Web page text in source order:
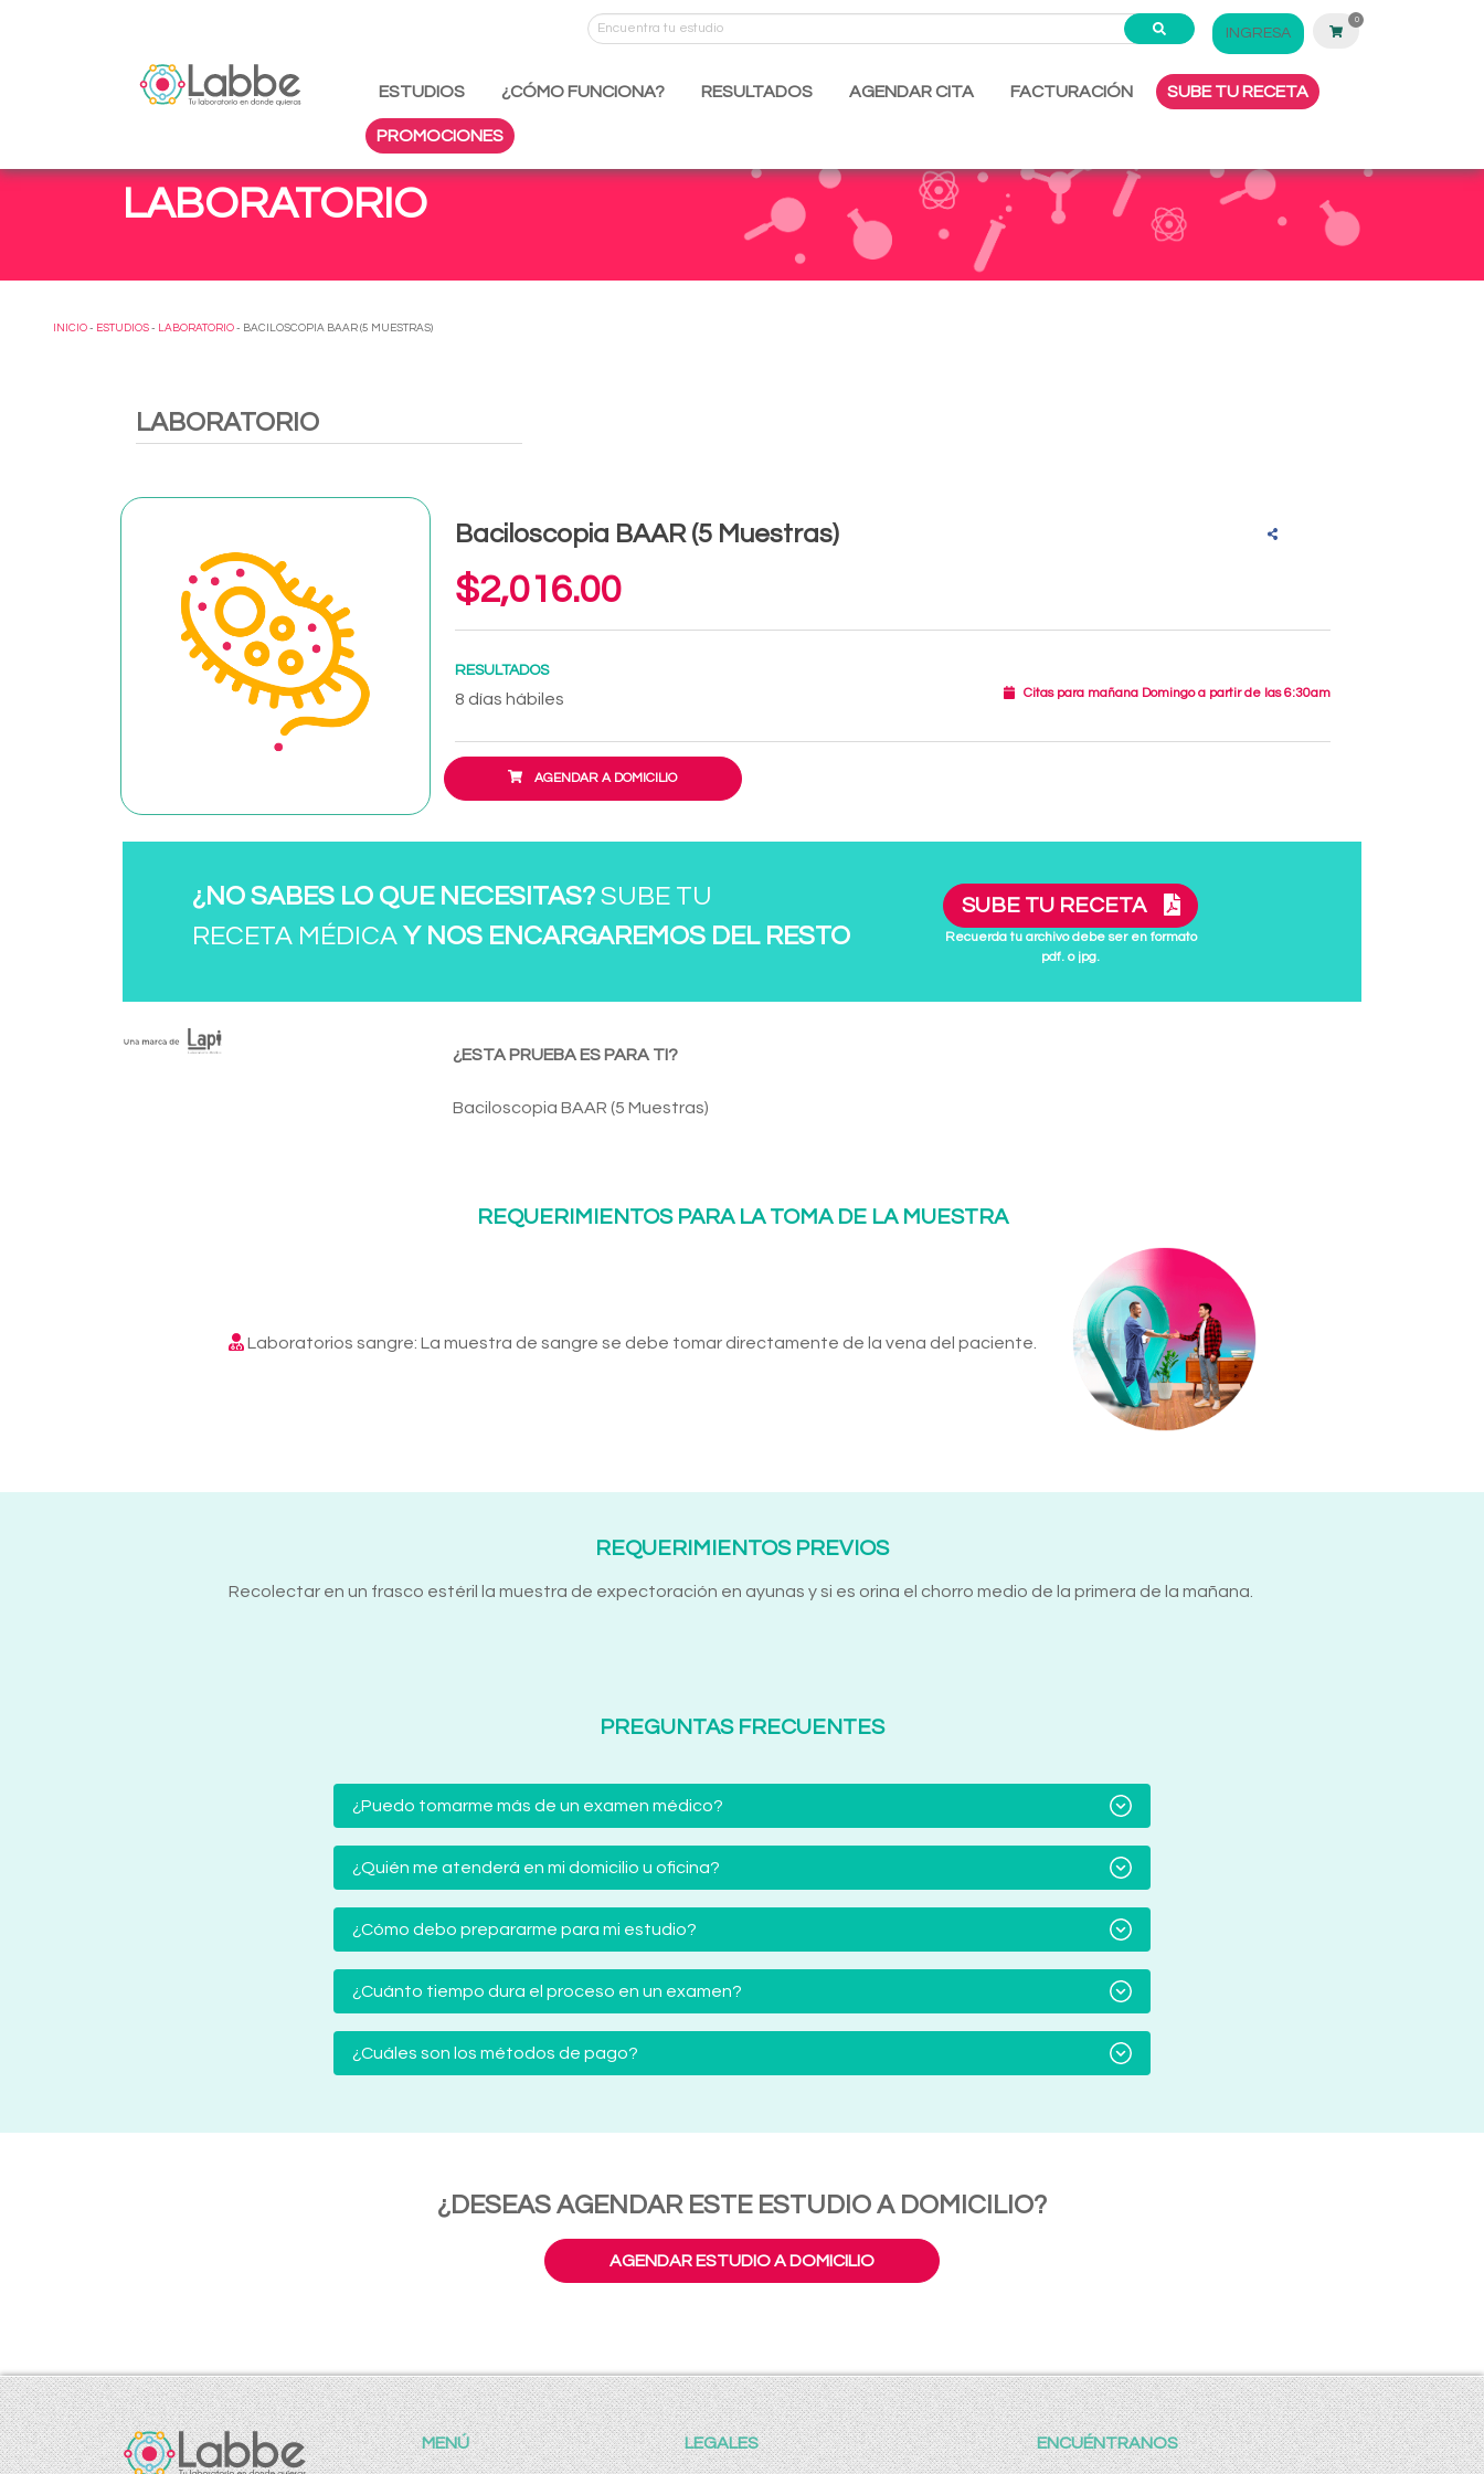
INGRESA
0
ESTUDIOS ¿CÓMO FUNCIONA? RESULTADOS AGENDAR CITA FACTURACIÓN SUBE TU RECETA
PROMOCIONES
LABORATORIO
INICIO - ESTUDIOS - LABORATORIO - BACILOSCOPIA BAAR (5 MUESTRAS)
LABORATORIO
Baciloscopia BAAR (5 Muestras)
$2,016.00
RESULTADOS
8 días hábiles Citas para mañana Domingo a partir de las 6:30am
AGENDAR A DOMICILIO
¿NO SABES LO QUE NECESITAS? SUBE TU
RECETA MÉDICA Y NOS ENCARGAREMOS DEL RESTO
SUBE TU RECETA
Recuerda tu archivo debe ser en formato
pdf. o jpg.
¿ESTA PRUEBA ES PARA TI?
Baciloscopia BAAR (5 Muestras)
REQUERIMIENTOS PARA LA TOMA DE LA MUESTRA
Laboratorios sangre: La muestra de sangre se debe tomar directamente de la vena del paciente.
REQUERIMIENTOS PREVIOS
Recolectar en un frasco estéril la muestra de expectoración en ayunas y si es orina el chorro medio de la primera de la mañana.
PREGUNTAS FRECUENTES
¿Puedo tomarme más de un examen médico?
¿Quién me atenderá en mi domicilio u oficina?
¿Cómo debo prepararme para mi estudio?
¿Cuánto tiempo dura el proceso en un examen?
¿Cuáles son los métodos de pago?
¿DESEAS AGENDAR ESTE ESTUDIO A DOMICILIO?
AGENDAR ESTUDIO A DOMICILIO
MENÚ LEGALES ENCUÉNTRANOS